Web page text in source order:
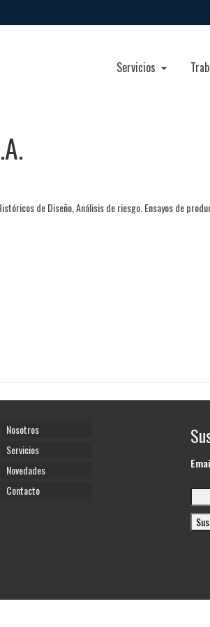
Servicios
de Diseño, Análisis de riesgo. Ensayos de
Nosotros
Servicios
Novedades
Contacto